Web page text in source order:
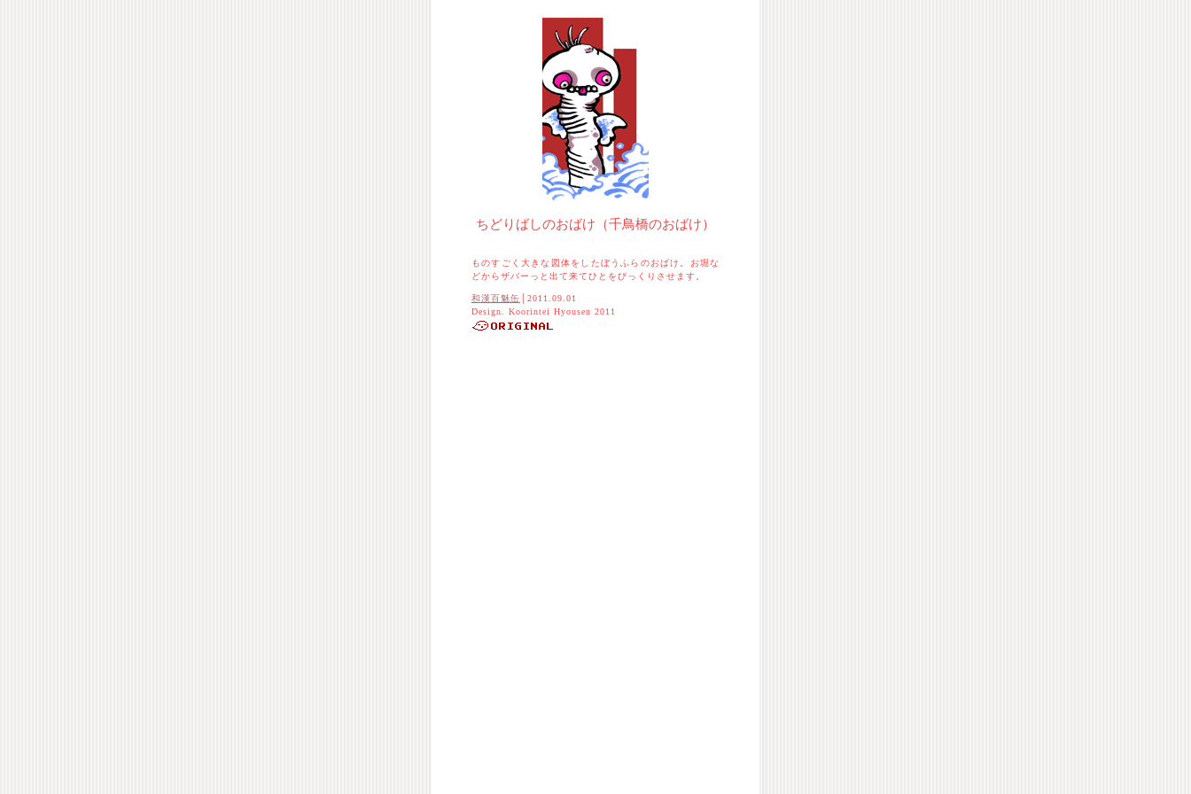
ちどりばしのおばけ（千鳥橋のおばけ）
ものすごく大きな図体をしたぼうふらのおばけ。お堀な
どからザバーっと出て来てひとをびっくりさせます。
和漢百魅缶 │2011.09.01
Design. Koorintei Hyousen 2011